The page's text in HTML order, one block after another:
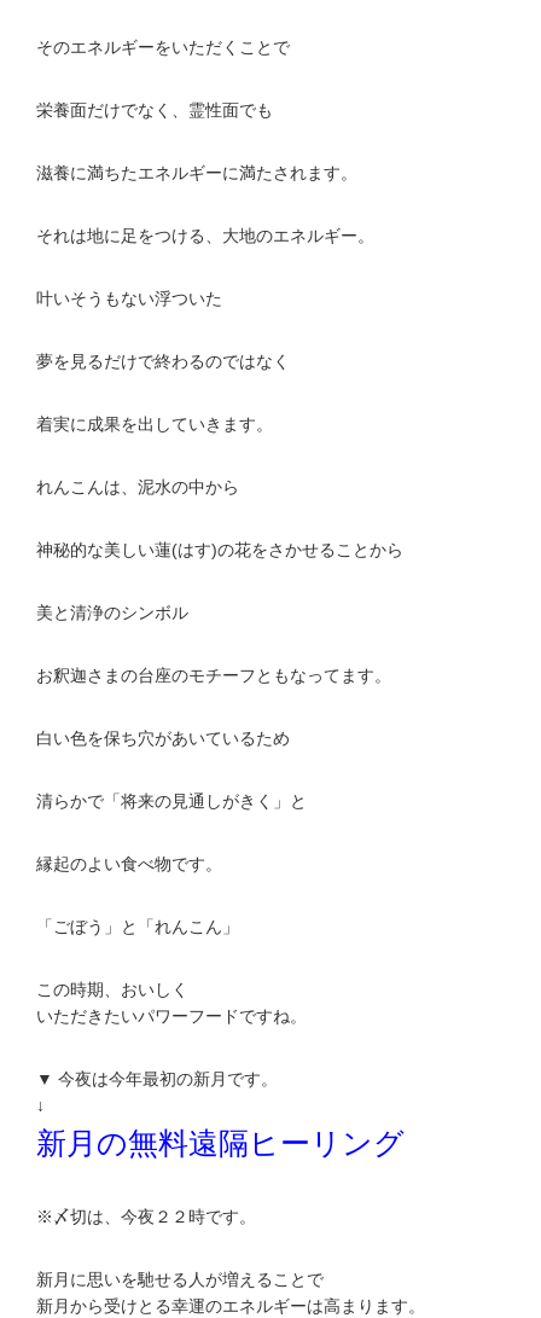
そのエネルギーをいただくことで
栄養面だけでなく、霊性面でも
滋養に満ちたエネルギーに満たされます。
それは地に足をつける、大地のエネルギー。
叶いそうもない浮ついた
夢を見るだけで終わるのではなく
着実に成果を出していきます。
れんこんは、泥水の中から
神秘的な美しい蓮(はす)の花をさかせることから
美と清浄のシンボル
お釈迦さまの台座のモチーフともなってます。
白い色を保ち穴があいているため
清らかで「将来の見通しがきく」と
縁起のよい食べ物です。
「ごぼう」と「れんこん」
この時期、おいしく
いただきたいパワーフードですね。
▼ 今夜は今年最初の新月です。
↓
新月の無料遠隔ヒーリング
※〆切は、今夜２２時です。
新月に思いを馳せる人が増えることで
新月から受けとる幸運のエネルギーは高まります。